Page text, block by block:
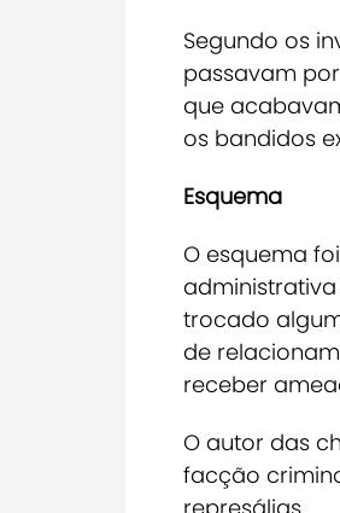
Segundo os
passavam
que
os bandidos
Esquema
O esquema
trocado
de
receber
O autor das
facção